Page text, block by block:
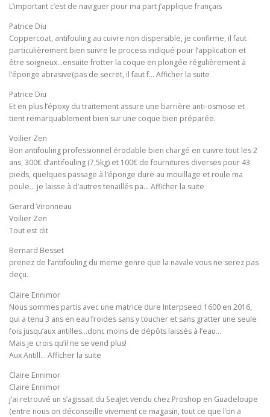
L’important c’est de naviguer pour ma part j’applique français
Patrice Diu
Coppercoat, antifouling au cuivre non dispersible, je confirme, il faut
particulièrement bien suivre le process indiqué pour l’application et
être soigneux…ensuite frotter la coque en plongée régulièrement à
l’éponge abrasive(pas de secret, il faut f… Afficher la suite
Patrice Diu
Et en plus l’époxy du traitement assure une barrière anti-osmose et
tient remarquablement bien sur une coque bien préparée.
Voilier Zen
Bon antifouling professionnel érodable bien chargé en cuivre tout les 2
ans, 300€ d’antifouling (7,5kg) et 100€ de fournitures diverses pour 43
pieds, quelques passage à l’éponge dure au mouillage et roule ma
poule… je laisse à d’autres tenaillés pa… Afficher la suite
Gerard Vironneau
Voilier Zen
Tout est dit
Bernard Besset
prenez de l’antifouling du meme genre que la navale vous ne serez pas
deçu.
Claire Ennimor
Nous sommes partis avec une matrice dure Interpseed 1600 en 2016,
qui a tenu 3 ans en eau froides sans y toucher et sans gratter une seule
fois jusqu’aux antilles…donc moins de dépôts laissés à l’eau…
Mais je crois qu’il ne se vend plus!
Aux Antill… Afficher la suite
Claire Ennimor
Claire Ennimor
j’ai retrouvé un s’agissait du SeaJet vendu chez Proshop en Guadeloupe
(entre nous on déconseille vivement ce magasin, tout ce que l’on a